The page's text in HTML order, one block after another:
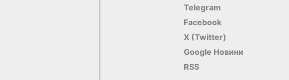
Telegram
Facebook
X (Twitter)
Google Новини
RSS